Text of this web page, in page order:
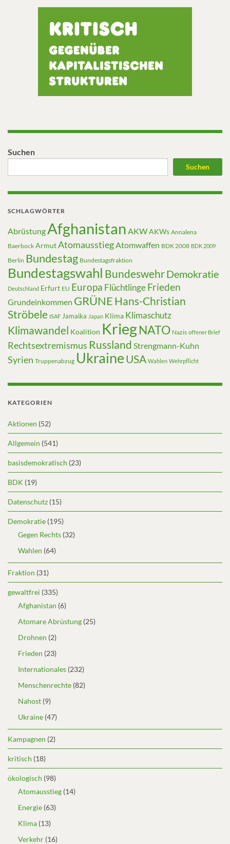
Suchen
Suchen
SCHLAGWÖRTER
Abrüstung Afghanistan AKWAKWs Annalena
Baerbock ArmutAtomausstiegAtomwaffen BDK 2008 BDK 2009
Berlin Bundestag Bundestagsfraktion
Bundestagswahl BundeswehrDemokratie
Deutschland Erfurt EU Europa FlüchtlingeFrieden
Grundeinkommen GRÜNE Hans-Christian
Ströbele ISAF Jamaika Japan Klima Klimaschutz
Klimawandel Koalition KriegNATO Nazis offener Brief
Rechtsextremismus Russland Strengmann-Kuhn
Syrien Truppenabzug UkraineUSA Wahlen Wehrpflicht
KATEGORIEN
Aktionen (52)
Allgemein (541)
basisdemokratisch (23)
BDK (19)
Datenschutz (15)
Demokratie (195)
Gegen Rechts (32)
Wahlen (64)
Fraktion (31)
gewaltfrei (335)
Afghanistan (6)
Atomare Abrüstung (25)
Drohnen (2)
Frieden (23)
Internationales (232)
Menschenrechte (82)
Nahost (9)
Ukraine (47)
Kampagnen (2)
kritisch (18)
ökologisch (98)
Atomausstieg (14)
Energie (63)
Klima (13)
Verkehr (16)